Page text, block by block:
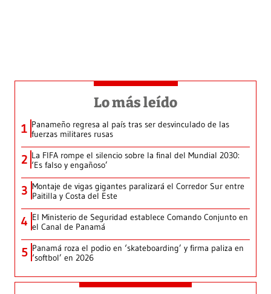
Lo más leído
1 Panameño regresa al país tras ser desvinculado de las
fuerzas militares rusas
2 La FIFA rompe el silencio sobre la final del Mundial 2030:
‘Es falso y engañoso’
3 Montaje de vigas gigantes paralizará el Corredor Sur entre
Paitilla y Costa del Este
4 El Ministerio de Seguridad establece Comando Conjunto en
el Canal de Panamá
5 Panamá roza el podio en ‘skateboarding’ y firma paliza en
‘softbol’ en 2026